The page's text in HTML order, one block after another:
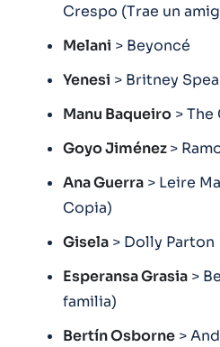
Crespo (Trae un
Melani > Beyoncé
Yenesi > Britney
Manu Baqueiro > The
Goyo Jiménez>
Ana Guerra > Leire
Copia)
Gisela > Dolly Parton
Esperansa Grasia >
familia)
Bertín Osborne >